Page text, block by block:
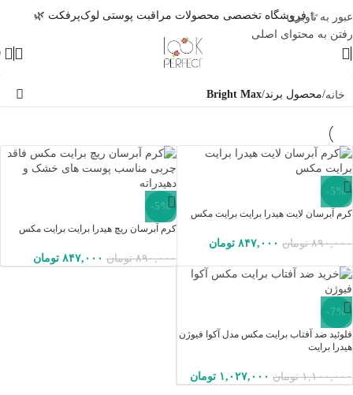
عبور به ناوبری
رفتن به محتوای اصلی
✨ فروشگاه تخصصی محصولات مراقبت پوستی لوک‌پرفکت 🌿
خانه/محصول برند/
Bright Max
-5%
کرم آبرسان لایت هیدرا برایت برایت مکس
۸۹۰,۰۰۰ تومان ۸۴۷,۰۰۰ تومان
-5%
کرم آبرسان ریچ هیدرا برایت برایت مکس
۸۹۰,۰۰۰ تومان ۸۴۷,۰۰۰ تومان
-7%
فلوئید ضد آفتاب برایت مکس مدل آکوا فیوژن
هیدرا برایت
۱,۱۰۰,۰۰۰ تومان ۱,۰۲۷,۰۰۰ تومان